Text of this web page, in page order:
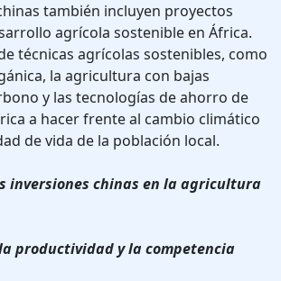
también incluyen proyectos
agrícola sostenible en África.
técnicas agrícolas sostenibles, como
la agricultura con bajas
y las tecnologías de ahorro de
a hacer frente al cambio climático
de vida de la población local.
inversiones chinas en la agricultura
productividad y la competencia